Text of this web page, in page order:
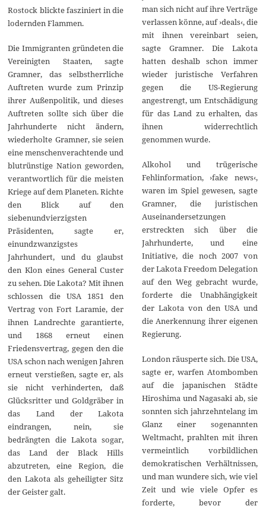
Rostock blickte fasziniert in die
lodernden Flammen.
Die Immigranten gründeten die
Vereinigten Staaten, sagte
Gramner, das selbstherrliche
Auftreten wurde zum Prinzip
ihrer Außenpolitik, und dieses
Auftreten sollte sich über die
Jahrhunderte nicht ändern,
wiederholte Gramner, sie seien
eine menschenverachtende und
blutrünstige Nation geworden,
verantwortlich für die meisten
Kriege auf dem Planeten. Richte
den Blick auf den
siebenundvierzigsten
Präsidenten, sagte er,
einundzwanzigstes
Jahrhundert, und du glaubst
den Klon eines General Custer
zu sehen. Die Lakota? Mit ihnen
schlossen die USA 1851 den
Vertrag von Fort Laramie, der
ihnen Landrechte garantierte,
und 1868 erneut einen
Friedensvertrag, gegen den die
USA schon nach wenigen Jahren
erneut verstießen, sagte er, als
sie nicht verhinderten, daß
Glücksritter und Goldgräber in
das Land der Lakota
eindrangen, nein, sie
bedrängten die Lakota sogar,
das Land der Black Hills
abzutreten, eine Region, die
den Lakota als geheiligter Sitz
der Geister galt.
man sich nicht auf ihre Verträge
verlassen könne, auf ›deals‹, die
mit ihnen vereinbart seien,
sagte Gramner. Die Lakota
hatten deshalb schon immer
wieder juristische Verfahren
gegen die US-Regierung
angestrengt, um Entschädigung
für das Land zu erhalten, das
ihnen widerrechtlich
genommen wurde.
Alkohol und trügerische
Fehlinformation, ›fake news‹,
waren im Spiel gewesen, sagte
Gramner, die juristischen
Auseinandersetzungen
erstreckten sich über die
Jahrhunderte, und eine
Initiative, die noch 2007 von
der Lakota Freedom Delegation
auf den Weg gebracht wurde,
forderte die Unabhängigkeit
der Lakota von den USA und
die Anerkennung ihrer eigenen
Regierung.
London räusperte sich. Die USA,
sagte er, warfen Atombomben
auf die japanischen Städte
Hiroshima und Nagasaki ab, sie
sonnten sich jahrzehntelang im
Glanz einer sogenannten
Weltmacht, prahlten mit ihren
vermeintlich vorbildlichen
demokratischen Verhältnissen,
und man wundere sich, wie viel
Zeit und wie viele Opfer es
forderte, bevor der